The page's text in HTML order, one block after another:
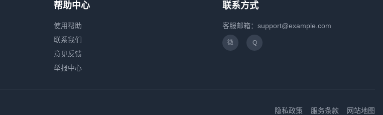
帮助中心
使用帮助
联系我们
意见反馈
举报中心
联系方式
客服邮箱： support@example.com
微 Q
隐私政策 服务条款 网站地图